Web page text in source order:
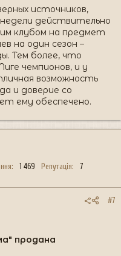
источников,
действительно
клубом на предмет
на один сезон –
Тем более, что
чемпионов, и у
возможность
и доверие со
ему обеспечено.
1 469 Репутація
7
#7
продана